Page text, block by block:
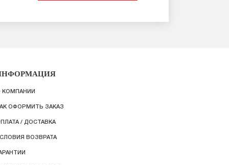
КОМПАНИИ
ОФОРМИТЬ ЗАКАЗ
/ ДОСТАВКА
ВОЗВРАТА